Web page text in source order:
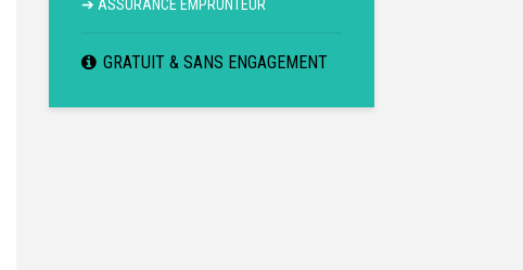
➔ ASSURANCE EMPRUNTEUR
GRATUIT & SANS ENGAGEMENT